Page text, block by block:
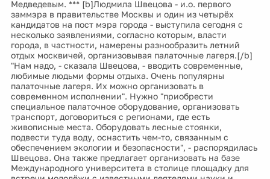
Медведевым. *** [b]Людмила Швецова - и.о. первого
заммэра в правительстве Москвы и один из четырёх
кандидатов на пост мэра города - выступила сегодня с
несколько заявлениями, согласно которым, власти
города, в частности, намерены разнообразить летний
отдых москвичей, организовывая палаточные лагеря.[/b]
"Нам надо, - сказала Швецова, - вводить современные,
любимые людьми формы отдыха. Очень популярны
палаточные лагеря. Их можно организовать в
современном исполнении". Нужно "приобрести
специальное палаточное оборудование, организовать
транспорт, договориться с регионами, где есть
живописные места. Оборудовать лесные стоянки,
подвести туда воду, оснастить чем-то, связанным с
обеспечением экологии и безопасности", - распорядилась
Швецова. Она также предлагает организовать на базе
Международного университета в столице площадку для